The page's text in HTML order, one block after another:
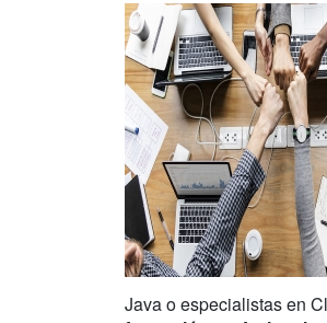
Java o especialistas en